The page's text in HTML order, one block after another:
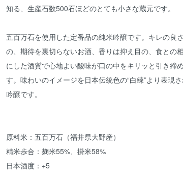
知る、生産石数500石ほどのとても小さな蔵元です。
五百万石を使用した定番品の純米吟醸です。キレの良
の、期待を裏切らないお酒、香りは抑え目の、食との
にした酒質で心地よい酸味が口の中をキリッと引き締
す。味わいのイメージを日本伝統色の“白練”より表現
吟醸です。
原料米：五百万石（福井県大野産）
精米歩合：麹米55%、掛米58%
日本酒度：+5